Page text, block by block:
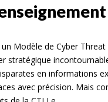
Modèle de Cyber
stratégique
en informations
avec précision. Mais